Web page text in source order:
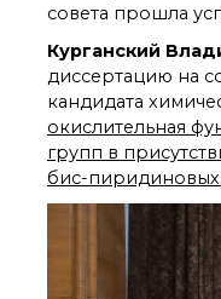
ИОХ РАН
Центр коллективного
пользования
Института
органической химии
РАН (ЦКП ИОХ РАН)
Библиотека
Инфоресурсы
Документы
совета прошла
Курганский
диссертацию на
кандидата
окислительная
групп в
бис-пиридиновых